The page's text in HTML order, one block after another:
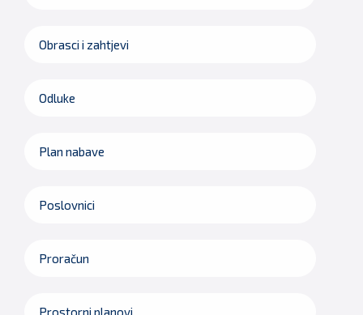
Obrasci i zahtjevi
Odluke
Plan nabave
Poslovnici
Proračun
Prostorni planovi